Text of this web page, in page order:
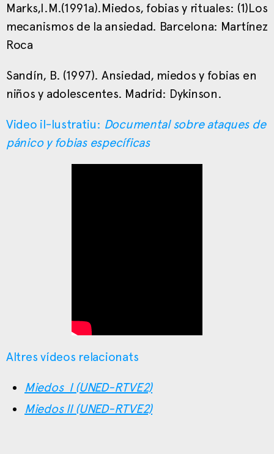
Marks,I.M.(1991a).Miedos, fobias y rituales: (1)Los
mecanismos de la ansiedad. Barcelona: Martínez
Roca
Sandín, B. (1997). Ansiedad, miedos y fobias en
niños y adolescentes. Madrid: Dykinson.
Video il-lustratiu: Documental sobre ataques de
pánico y fobias específicas
Altres vídeos relacionats
Miedos I (UNED-RTVE2)
Miedos II (UNED-RTVE2)